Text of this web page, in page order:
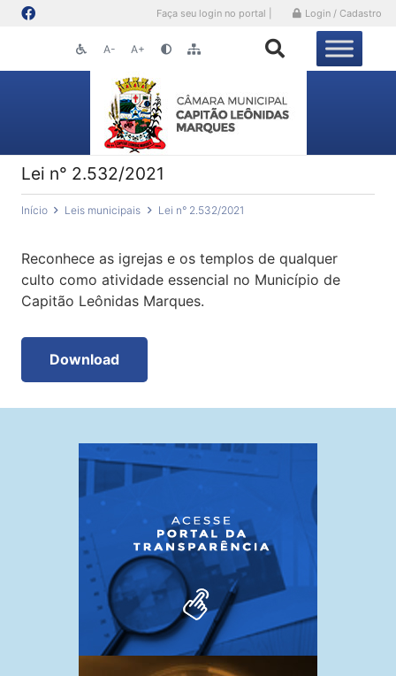
Faça seu login no portal | Login / Cadastro
A- A+
Lei n° 2.532/2021
Início Leis municipais Lei n° 2.532/2021
Reconhece as igrejas e os templos de qualquer
culto como atividade essencial no Município de
Capitão Leônidas Marques.
Download